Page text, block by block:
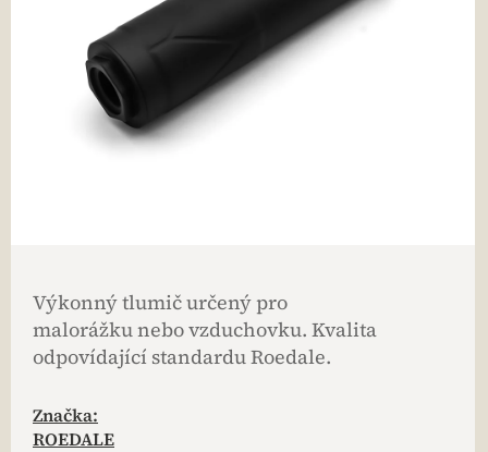
Výkonný tlumič určený pro
malorážku nebo vzduchovku. Kvalita
odpovídající standardu Roedale.
Značka:
ROEDALE